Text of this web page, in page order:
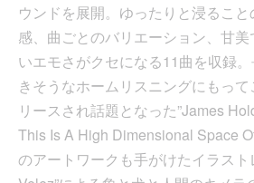
ウンドを展開。ゆったりと浸るこ
感、曲ごとのバリエーション、甘美
いエモさがクセになる11曲を収録
きそうなホームリスニングにもっ
リースされ話題となった”James
This Is A High Dimensional Space
のアートワークも手がけたイラスト